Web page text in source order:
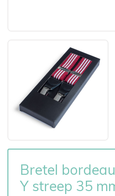
Bretel
Y streep 35